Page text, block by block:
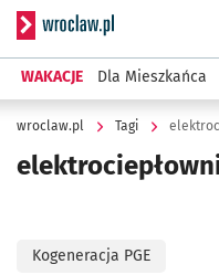
Serwis
WAKACJE Dla Mieszkańca
wroclaw.pl Tagi
Kogeneracja PGE